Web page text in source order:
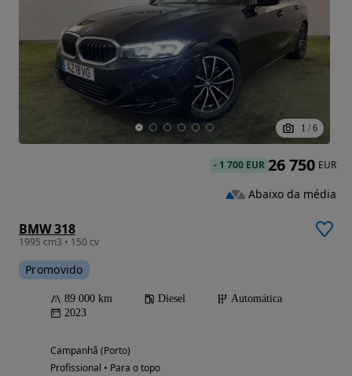
1 / 6
BMW 318
1995 cm3 • 150 cv
Promovido
89 000 km Diesel
Automática
2023
Campanhã (Porto)
Profissional • Para o topo
- 1 700 EUR 26 750 EUR
Abaixo da média